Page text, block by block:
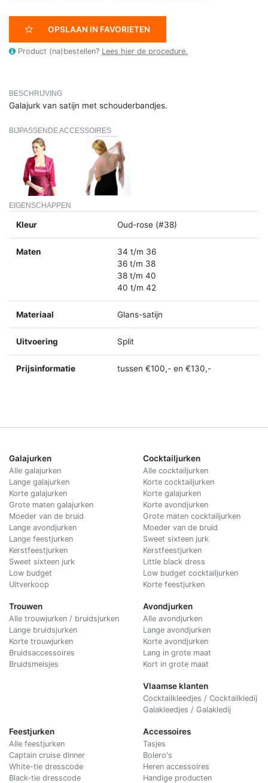
OPSLAAN IN FAVORIETEN
Product (na)bestellen? Lees hier de procedure.
BESCHRIJVING
Galajurk van satijn met schouderbandjes.
BIJPASSENDE ACCESSOIRES
EIGENSCHAPPEN
Kleur Oud-rose (#38)
Maten
34 t/m 36
36 t/m 38
38 t/m 40
40 t/m 42
Materiaal Glans-satijn
Uitvoering Split
Prijsinformatie tussen €100,- en €130,-
Galajurken
Alle galajurken
Lange galajurken
Korte galajurken
Grote maten galajurken
Moeder van de bruid
Lange avondjurken
Lange feestjurken
Kerstfeestjurken
Sweet sixteen jurk
Low budget
Uitverkoop
Trouwen
Alle trouwjurken / bruidsjurken
Lange bruidsjurken
Korte trouwjurken
Bruidsaccessoires
Bruidsmeisjes
Cocktailjurken
Alle cocktailjurken
Korte cocktailjurken
Korte galajurken
Korte avondjurken
Grote maten cocktailjurken
Moeder van de bruid
Sweet sixteen jurk
Kerstfeestjurken
Little black dress
Low budget cocktailjurken
Korte feestjurken
Avondjurken
Alle avondjurken
Lange avondjurken
Korte avondjurken
Lang in grote maat
Kort in grote maat
Vlaamse klanten
Cocktailkleedjes / Cocktailkledij
Galakleedjes / Galakledij
Feestjurken
Alle feestjurken
Captain cruise dinner
White-tie dresscode
Black-tie dresscode
Accessoires
Tasjes
Bolero's
Heren accessoires
Handige producten